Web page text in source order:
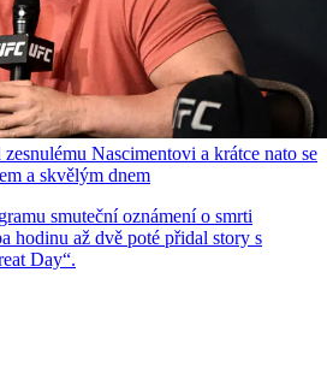
Nascimentovi a krátce nato se
a skvělým dnem
smuteční oznámení o smrti
hodinu až dvě poté přidal story s
Day“.